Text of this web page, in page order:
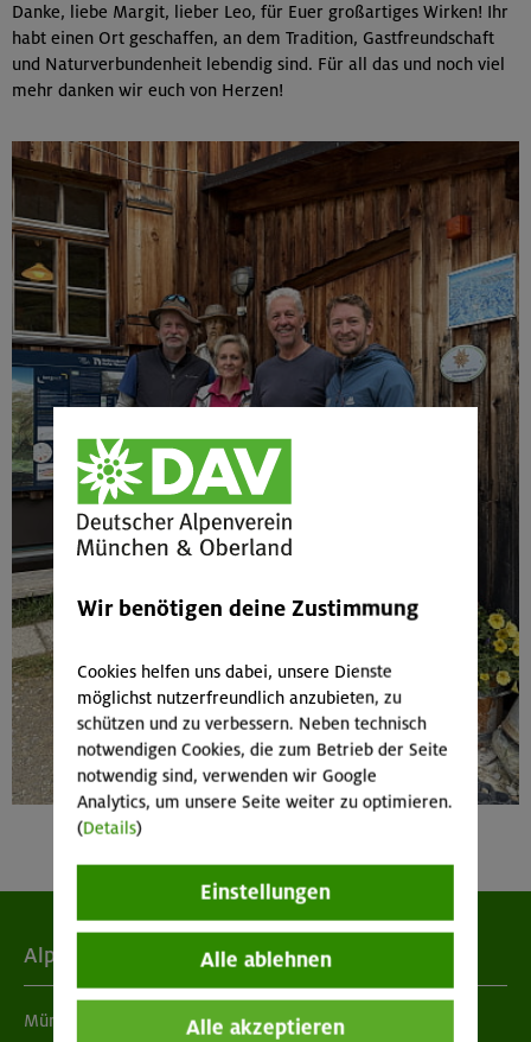
Danke, liebe Margit, lieber Leo, für Euer großartiges Wirken! Ihr
habt einen Ort geschaffen, an dem Tradition, Gastfreundschaft
und Naturverbundenheit lebendig sind. Für all das und noch viel
mehr danken wir euch von Herzen!
Alpenverein
München & Oberland
Wir benötigen deine Zustimmung
Cookies helfen uns dabei, unsere Dienste
möglichst nutzerfreundlich anzubieten, zu
schützen und zu verbessern. Neben technisch
notwendigen Cookies, die zum Betrieb der Seite
notwendig sind, verwenden wir Google
Analytics, um unsere Seite weiter zu optimieren.
(Details)
Einstellungen
Alle ablehnen
Alle akzeptieren